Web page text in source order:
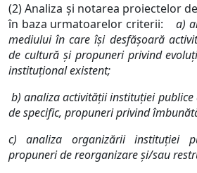
(2) Analiza şi notarea proiectelor
în baza urmatoarelor criterii: a)
mediului în care îşi desfăşoară
de cultură şi propuneri privind
instituţional existent;
b) analiza activităţii instituţiei
de specific, propuneri privind
c) analiza organizării instituţiei
propuneri de reorganizare şi/sau